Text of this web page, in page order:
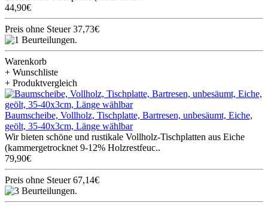
44,90€
Preis ohne Steuer 37,73€
Warenkorb
+ Wunschliste
+ Produktvergleich
Baumscheibe, Vollholz, Tischplatte, Bartresen, unbesäumt, Eiche,
geölt, 35-40x3cm, Länge wählbar
Wir bieten schöne und rustikale Vollholz-Tischplatten aus Eiche
(kammergetrocknet 9-12% Holzrestfeuc..
79,90€
Preis ohne Steuer 67,14€